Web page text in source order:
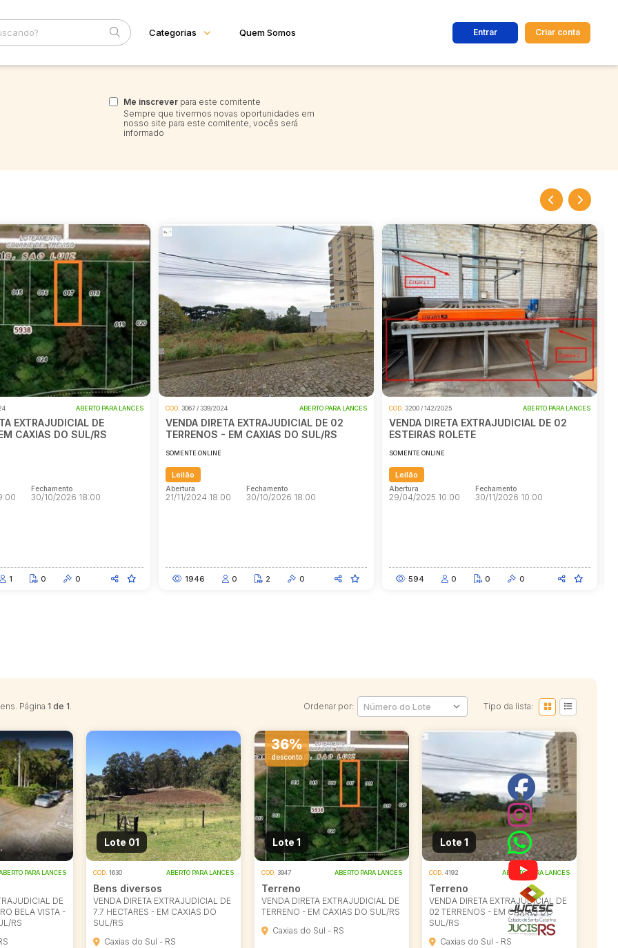
Pesquisar
Categorias
Bens diversos
Apartamentos
Trator/Máquina
MÁQUINA
Veículos
Caminhões
Carros
MOTO
Ônibus
Outros
Reboque
Quem Somos
Eventos
Fale Conosco
Entrar Criar conta
Me inscrever para este comitente
Sempre que tivermos novas oportunidades em
nosso site para este comitente, vocês será
informado
DIRETA
2024 ABERTO PARA LANCES
EXTRAJUDICIAL DE 02
- EM CAXIAS DO SUL/RS
18:00
Fechamento
30/10/2026 18:00
0 2
COD.3200 / 142/2025 ABERTO PARA LANCES
VENDA DIRETA EXTRAJUDICIAL DE 02
ESTEIRAS ROLETE
SOMENTE ONLINE
Abertura
29/04/2025 10:00
Fechamento
30/11/2026 10:00
594 0 0
VENDA DIRETA
COD.3367 / 308/2025 ABERTO PARA LANCES
VENDA DIRETA EXTRAJUDICIAL DE
FAZENDA - EM PORTO ALEGRE/RS
SOMENTE ONLINE
Abertura
17/09/2025 14:00
Fechamento
30/09/2026 18:00
1692 0 1
Página 1 de 1. Ordenar por: Tipo da lista:
PARA LANCES
DE
BELA VISTA -
RS
Lote 01
COD. 1630 ABERTO PARA LANCES
Bens diversos
VENDA DIRETA EXTRAJUDICIAL DE
7.7 HECTARES - EM CAXIAS DO
SUL/RS
Caxias do Sul - RS
36%
desconto
Lote 1
COD. 3947 ABERTO PARA LANCES
Terreno
VENDA DIRETA EXTRAJUDICIAL DE
TERRENO - EM CAXIAS DO SUL/RS
Caxias do Sul - RS
Lote 1
COD. 4192 ABERTO PARA LANCES
Terreno
VENDA DIRETA EXTRAJUDICIAL DE
02 TERRENOS - EM CAXIAS DO
SUL/RS
Caxias do Sul - RS